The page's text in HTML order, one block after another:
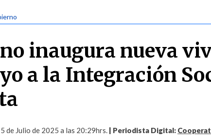
inaugura nueva
a la Integración
de Julio de 2025 a las 20:29hrs. | Periodista Digital: